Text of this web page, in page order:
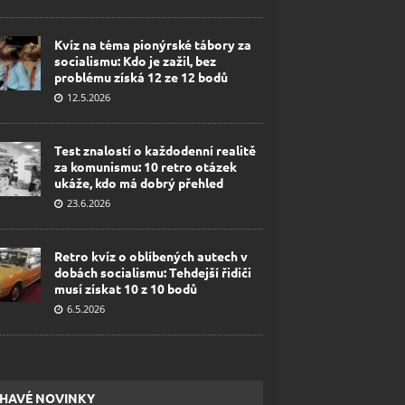
Kvíz na téma pionýrské tábory za
socialismu: Kdo je zažil, bez
problému získá 12 ze 12 bodů
12.5.2026
Test znalostí o každodenní realitě
za komunismu: 10 retro otázek
ukáže, kdo má dobrý přehled
23.6.2026
Retro kvíz o oblíbených autech v
dobách socialismu: Tehdejší řidiči
musí získat 10 z 10 bodů
6.5.2026
NOVINKY